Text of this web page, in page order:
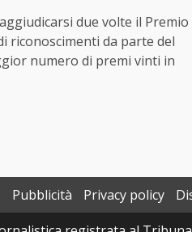
due volte il Premio
riconoscimenti da parte del
numero di premi vinti in
Pubblicità Privacy policy